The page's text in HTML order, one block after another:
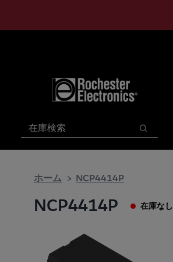
検索
検索
ホーム NCP4414P
NCP4414P 在庫なし